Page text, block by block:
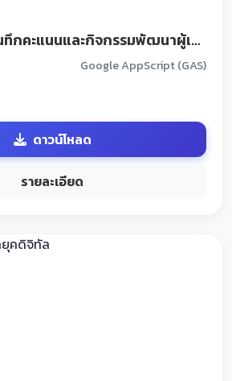
(GAS05) ระบบบันทึกคะแนนและกิจกรรมพัฒนาผู้เรียน
Google AppScript (GAS)
ดาวน์โหลด
รายละเอียด